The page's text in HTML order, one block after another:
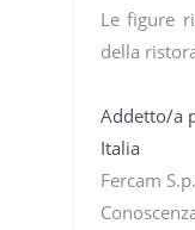
Le figure
della
Addetto/a
Italia
Fercam